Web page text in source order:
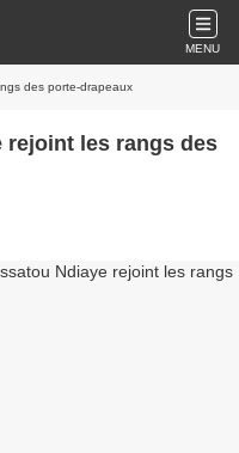
MENU
des porte-drapeaux
rejoint les rangs des